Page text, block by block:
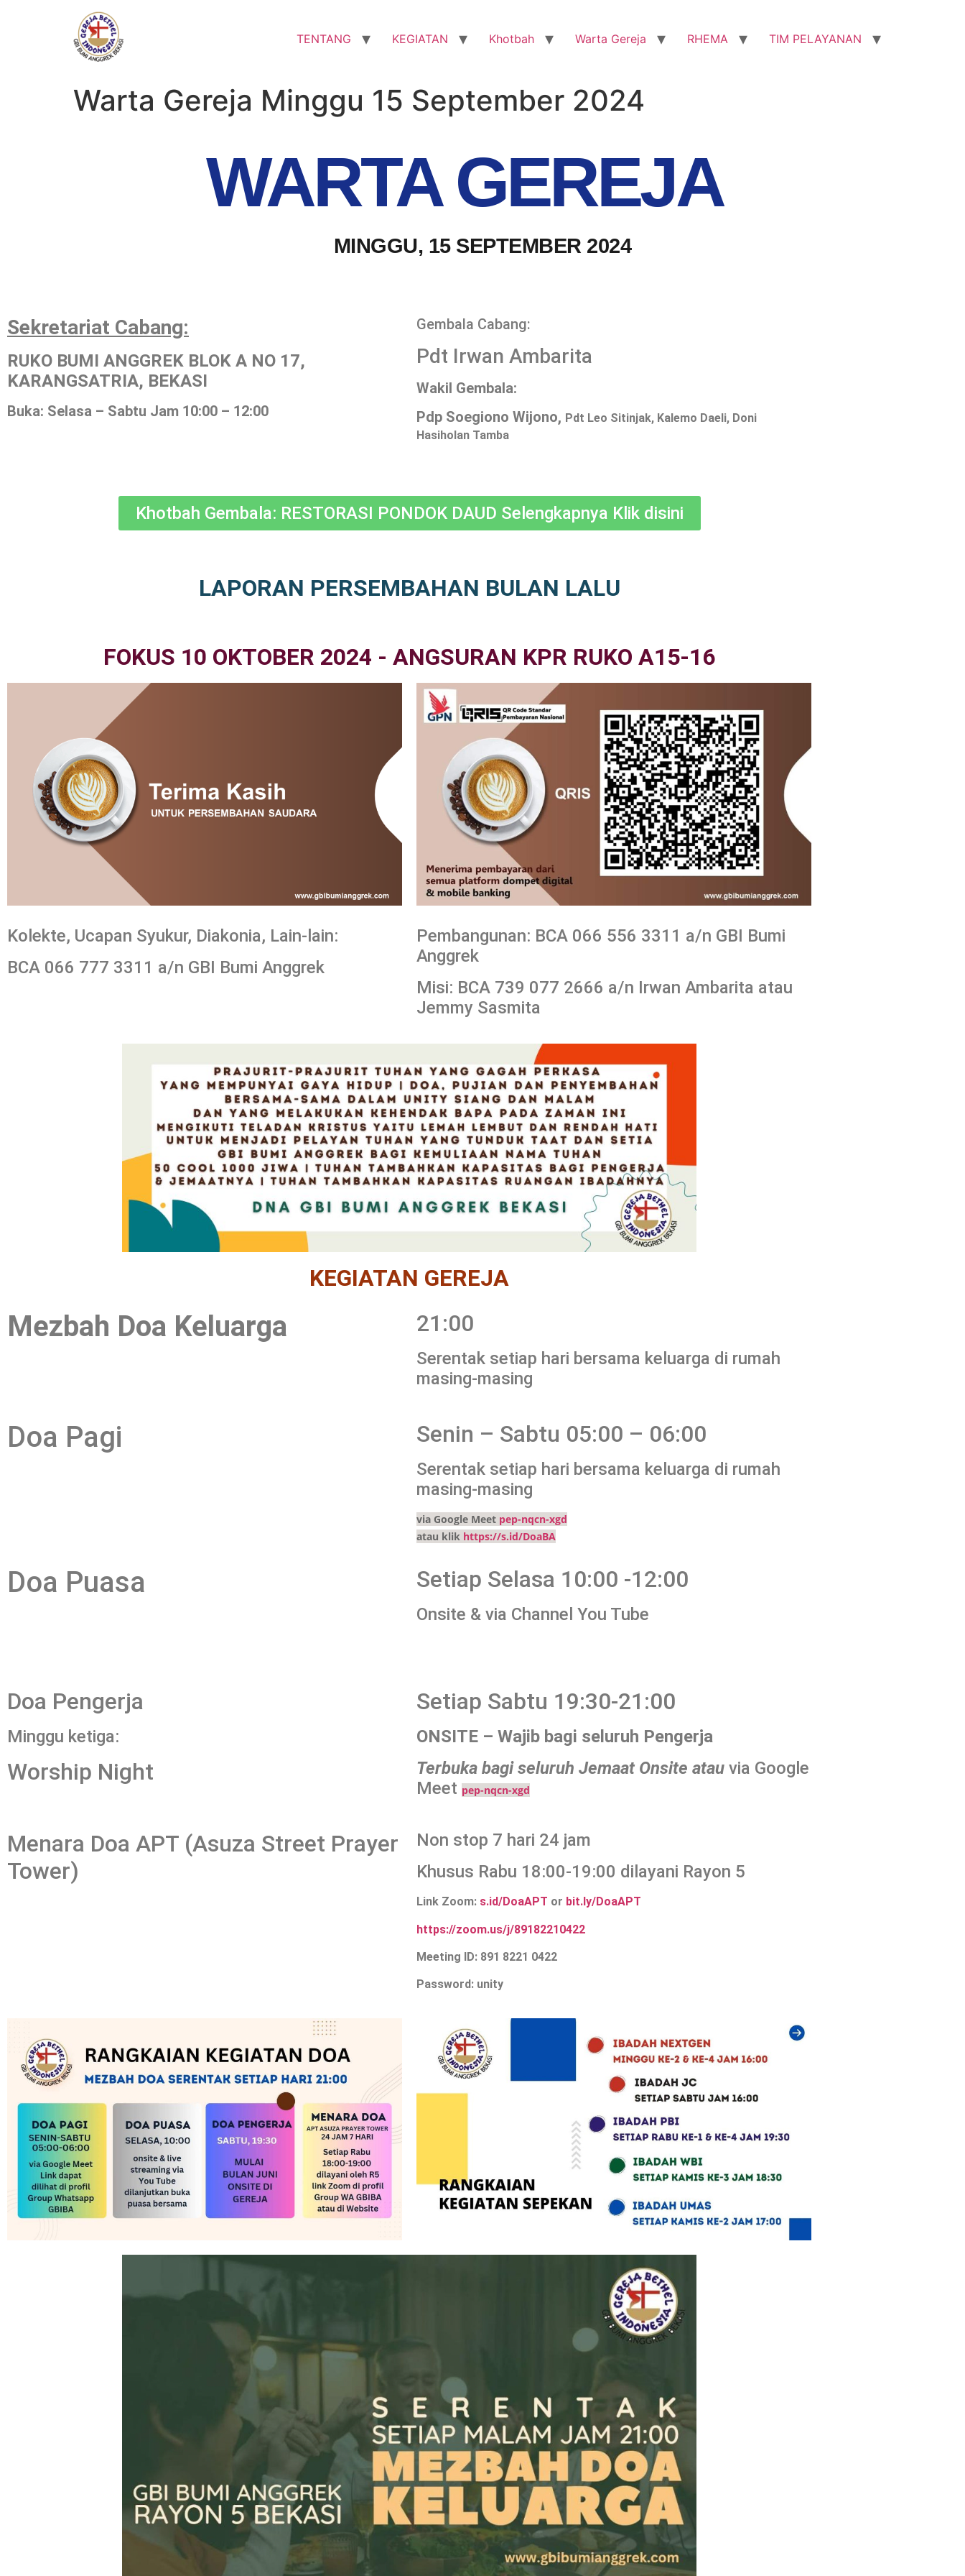
TENTANG KEGIATAN Khotbah Warta Gereja RHEMA TIM PELAYANAN
Warta Gereja Minggu 15 September 2024
WARTA GEREJA
MINGGU, 15 SEPTEMBER 2024
Sekretariat Cabang:
RUKO BUMI ANGGREK BLOK A NO 17,
KARANGSATRIA, BEKASI
Buka: Selasa – Sabtu Jam 10:00 – 12:00
Gembala Cabang:
Pdt Irwan Ambarita
Wakil Gembala:
Pdp Soegiono Wijono, Pdt Leo Sitinjak, Kalemo Daeli, Doni
Hasiholan Tamba
Khotbah Gembala: RESTORASI PONDOK DAUD Selengkapnya Klik disini
LAPORAN PERSEMBAHAN BULAN LALU
FOKUS 10 OKTOBER 2024 - ANGSURAN KPR RUKO A15-16
Kolekte, Ucapan Syukur, Diakonia, Lain-lain:
BCA 066 777 3311 a/n GBI Bumi Anggrek
Pembangunan: BCA 066 556 3311 a/n GBI Bumi
Anggrek
Misi: BCA 739 077 2666 a/n Irwan Ambarita atau
Jemmy Sasmita
KEGIATAN GEREJA
Mezbah Doa Keluarga 21:00
Serentak setiap hari bersama keluarga di rumah
masing-masing
Doa Pagi Senin – Sabtu 05:00 – 06:00
Serentak setiap hari bersama keluarga di rumah
masing-masing
via Google Meet pep-nqcn-xgd
atau klik https://s.id/DoaBA
Doa Puasa Setiap Selasa 10:00 -12:00
Onsite & via Channel You Tube
Doa Pengerja
Minggu ketiga:
Worship Night
Setiap Sabtu 19:30-21:00
ONSITE – Wajib bagi seluruh Pengerja
Terbuka bagi seluruh Jemaat Onsite atau via Google
Meet pep-nqcn-xgd
Menara Doa APT (Asuza Street Prayer
Tower)
Non stop 7 hari 24 jam
Khusus Rabu 18:00-19:00 dilayani Rayon 5
Link Zoom: s.id/DoaAPT or bit.ly/DoaAPT
https://zoom.us/j/89182210422
Meeting ID: 891 8221 0422
Password: unity